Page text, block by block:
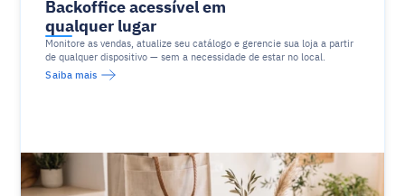
Backoffice acessível em
qualquer lugar
Monitore as vendas, atualize seu catálogo e gerencie sua loja a partir
de qualquer dispositivo — sem a necessidade de estar no local.
Saiba mais